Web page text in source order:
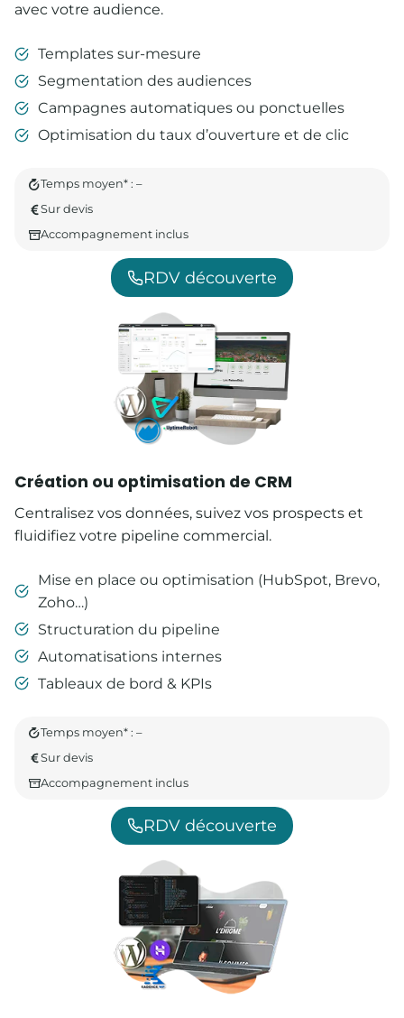
avec votre audience.
Templates sur-mesure
Segmentation des audiences
Campagnes automatiques ou ponctuelles
Optimisation du taux d’ouverture et de clic
Temps moyen* : –
Sur devis
Accompagnement inclus
RDV découverte
Création ou optimisation de CRM
Centralisez vos données, suivez vos prospects et
fluidifiez votre pipeline commercial.
Mise en place ou optimisation (HubSpot, Brevo,
Zoho…)
Structuration du pipeline
Automatisations internes
Tableaux de bord & KPIs
Temps moyen* : –
Sur devis
Accompagnement inclus
RDV découverte